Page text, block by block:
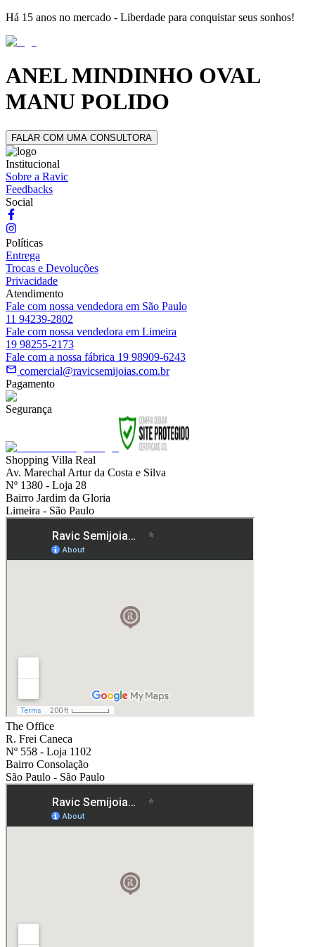
Há 15 anos no mercado - Liberdade para conquistar seus sonhos!
ANEL MINDINHO OVAL
MANU POLIDO
FALAR COM UMA CONSULTORA
Institucional
Sobre a Ravic
Feedbacks
Social
Políticas
Entrega
Trocas e Devoluções
Privacidade
Atendimento
Fale com nossa vendedora em São Paulo
11 94239-2802
Fale com nossa vendedora em Limeira
19 98255-2173
Fale com a nossa fábrica 19 98909-6243
comercial@ravicsemijoias.com.br
Pagamento
Segurança
Shopping Villa Real
Av. Marechal Artur da Costa e Silva
Nº 1380 - Loja 28
Bairro Jardim da Gloria
Limeira - São Paulo
The Office
R. Frei Caneca
Nº 558 - Loja 1102
Bairro Consolação
São Paulo - São Paulo